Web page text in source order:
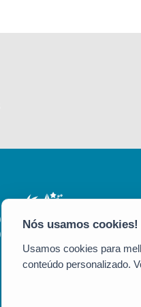
Usamos cookies para
conteúdo personalizado.